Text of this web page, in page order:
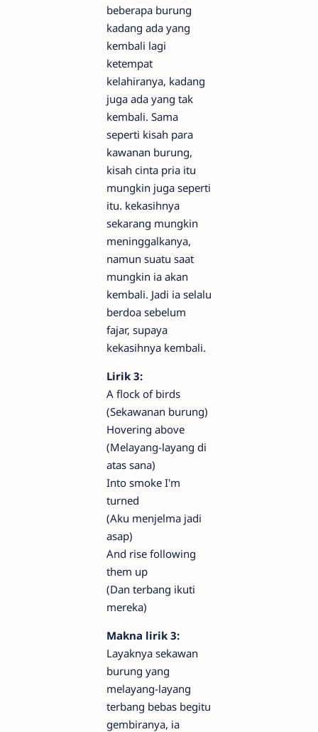
beberapa burung
kadang ada yang
kembali lagi
ketempat
kelahiranya, kadang
juga ada yang tak
kembali. Sama
seperti kisah para
kawanan burung,
kisah cinta pria itu
mungkin juga seperti
itu. kekasihnya
sekarang mungkin
meninggalkanya,
namun suatu saat
mungkin ia akan
kembali. Jadi ia selalu
berdoa sebelum
fajar, supaya
kekasihnya kembali.
Lirik 3:
A flock of birds
(Sekawanan burung)
Hovering above
(Melayang-layang di
atas sana)
Into smoke I'm
turned
(Aku menjelma jadi
asap)
And rise following
them up
(Dan terbang ikuti
mereka)
Makna lirik 3:
Layaknya sekawan
burung yang
melayang-layang
terbang bebas begitu
gembiranya, ia